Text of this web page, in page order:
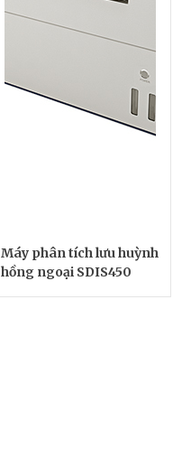
Máy phân tích lưu huỳnh
hồng ngoại SDIS450